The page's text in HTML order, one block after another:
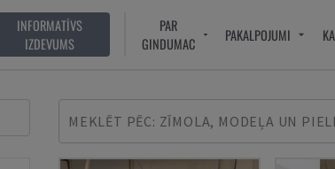
INFORMATĪVS
IZDEVUMS
PAR
GINDUMAC
PAKALPOJUMI
MEKLĒT PĒC: ZĪMOLA, MODEĻA UN